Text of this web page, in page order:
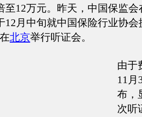
至12万元。昨天，中国保监
12月中旬就中国保险行业协会
北京举行听证会。
由于
11月
布，
次听